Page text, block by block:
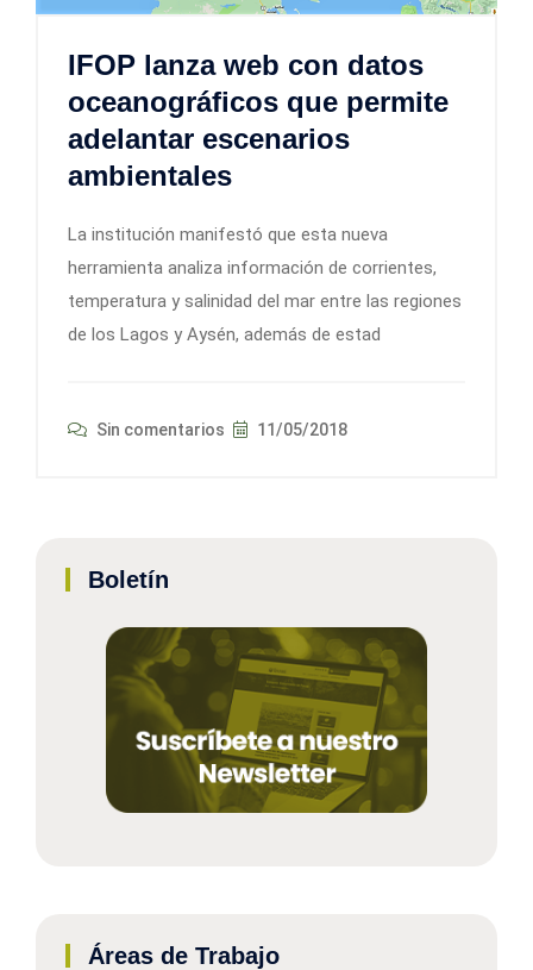
IFOP lanza web con datos
oceanográficos que permite
adelantar escenarios
ambientales
La institución manifestó que esta nueva
herramienta analiza información de corrientes,
temperatura y salinidad del mar entre las regiones
de los Lagos y Aysén, además de estad
Sin comentarios 11/05/2018
Boletín
Áreas de Trabajo